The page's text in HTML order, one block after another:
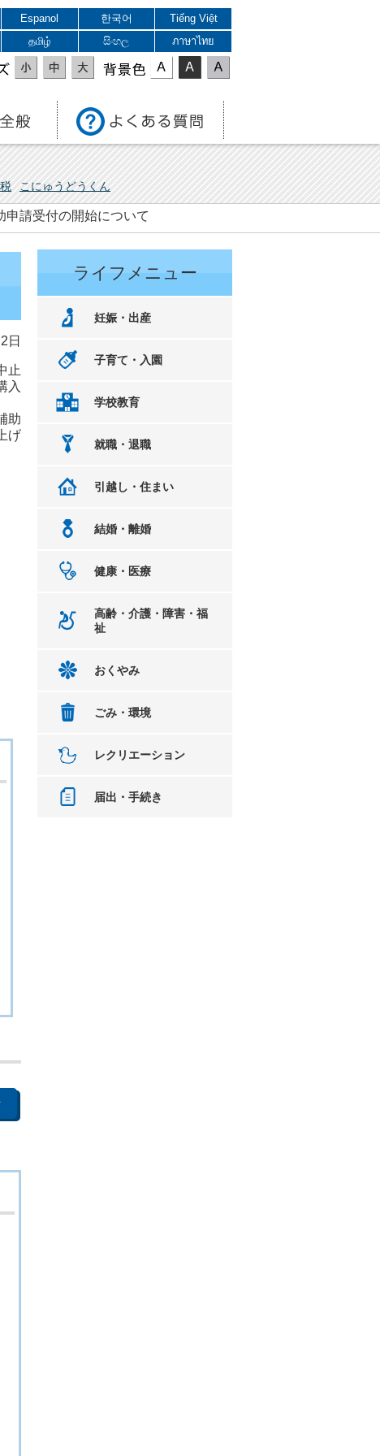
Espanol 한국어
Tiếng Việt
தமிழ் සිංහල ภาษาไทย
表示色
こにゅうどうくん
請受付の開始について
日
止
入
助
げ
ライフメニュー
妊娠・出産
子育て・入園
学校教育
就職・退職
引越し・住まい
結婚・離婚
健康・医療
高齢・介護・障害・福
祉
おくやみ
ごみ・環境
レクリエーション
届出・手続き